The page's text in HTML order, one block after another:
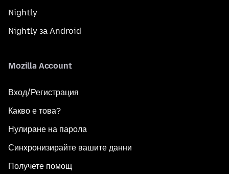
Nightly
Nightly за Android
Mozilla Account
Вход/Регистрация
Какво е това?
Нулиране на парола
Синхронизирайте вашите данни
Получете помощ